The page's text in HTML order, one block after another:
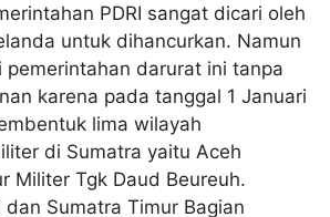
PDRI sangat dicari oleh
untuk dihancurkan. Namun
darurat ini tanpa
karena pada tanggal 1 Januari
lima wilayah
di Sumatra yaitu Aceh
Militer Tgk Daud Beureuh.
dan Sumatra Timur Bagian